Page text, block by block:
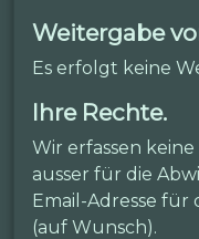
Weitergabe
Es erfolgt keine
Ihre Rechte.
Wir erfassen
ausser für die
Email-Adresse für
(auf Wunsch).